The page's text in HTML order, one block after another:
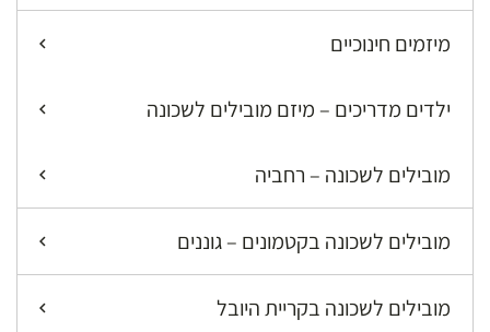
מיזמים חינוכיים
ילדים מדריכים – מיזם מובילים לשכונה
מובילים לשכונה – רחביה
מובילים לשכונה בקטמונים – גוננים
מובילים לשכונה בקריית היובל